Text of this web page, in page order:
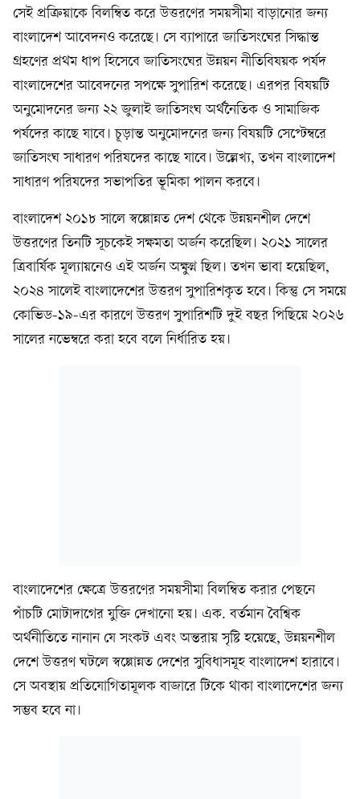
সেই প্রক্রিয়াকে বিলম্বিত করে উত্তরণের সময়সীমা বাড়ানোর জন্য
বাংলাদেশ আবেদনও করেছে। সে ব‍্যাপারে জাতিসংঘের সিদ্ধান্ত
গ্রহণের প্রথম ধাপ হিসেবে জাতিসংঘের উন্নয়ন নীতিবিষয়ক পর্ষদ
বাংলাদেশের আবেদনের সপক্ষে সুপারিশ করেছে। এরপর বিষয়টি
অনুমোদনের জন্য ২২ জুলাই জাতিসংঘ অর্থনৈতিক ও সামাজিক
পর্ষদের কাছে যাবে। চূড়ান্ত অনুমোদনের জন‍্য বিষয়টি সেপ্টেম্বরে
জাতিসংঘ সাধারণ পরিষদের কাছে যাবে। উল্লেখ‍্য, তখন বাংলাদেশ
সাধারণ পরিষদের সভাপতির ভূমিকা পালন করবে।
বাংলাদেশ ২০১৮ সালে স্বল্পোন্নত দেশ থেকে উন্নয়নশীল দেশে
উত্তরণের তিনটি সূচকেই সক্ষমতা অর্জন করেছিল। ২০২১ সালের
ত্রিবার্ষিক মূল্যায়নেও এই অর্জন অক্ষুণ্ন ছিল। তখন ভাবা হয়েছিল,
২০২৪ সালেই বাংলাদেশের উত্তরণ সুপারিশকৃত হবে। কিন্তু সে সময়ে
কোভিড-১৯-এর কারণে উত্তরণ সুপারিশটি দুই বছর পিছিয়ে ২০২৬
সালের নভেম্বরে করা হবে বলে নির্ধারিত হয়।
বাংলাদেশের ক্ষেত্রে উত্তরণের সময়সীমা বিলম্বিত করার পেছনে
পাঁচটি মোটাদাগের যুক্তি দেখানো হয়। এক. বর্তমান বৈশ্বিক
অর্থনীতিতে নানান যে সংকট এবং অন্তরায় সৃষ্টি হয়েছে, উন্নয়নশীল
দেশে উত্তরণ ঘটলে স্বল্পোন্নত দেশের সুবিধাসমূহ বাংলাদেশ হারাবে।
সে অবস্থায় প্রতিযোগিতামূলক বাজারে টিকে থাকা বাংলাদেশের জন‍্য
সম্ভব হবে না।